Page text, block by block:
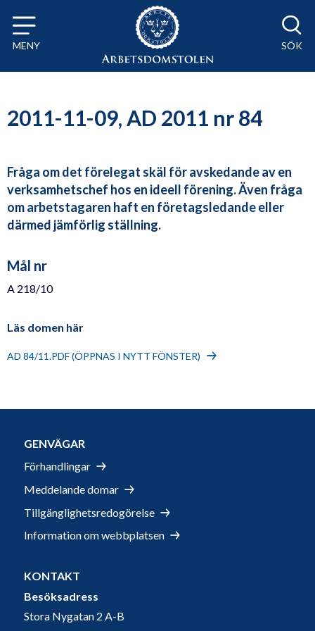
Till innehåll på sidan x
MENY SÖK
2011-11-09, AD 2011 nr 84
Fråga om det förelegat skäl för avskedande av en
verksamhetschef hos en ideell förening. Även fråga
om arbetstagaren haft en företagsledande eller
därmed jämförlig ställning.
Mål nr
A 218/10
Läs domen här
AD 84/11.PDF (ÖPPNAS I NYTT FÖNSTER)
GENVÄGAR
Förhandlingar
Meddelande domar
Tillgänglighetsredogörelse
Information om webbplatsen
KONTAKT
Besöksadress
Stora Nygatan 2 A-B